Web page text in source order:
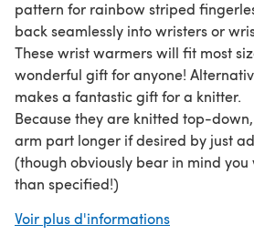
pattern for rainbow striped
back seamlessly into wristers or
These wrist warmers will fit most
wonderful gift for anyone!
makes a fantastic gift for a knitter.
Because they are knitted top-
arm part longer if desired by just
(though obviously bear in mind
than specified!)
stretch)
Voir plus d'informations